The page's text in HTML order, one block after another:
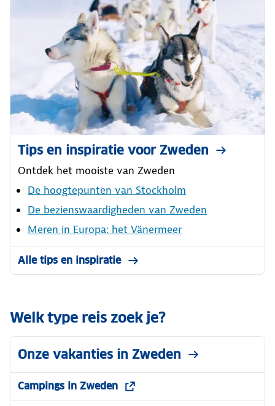
Tips en inspiratie voor Zweden
Ontdek het mooiste van Zweden
De hoogtepunten van Stockholm
De bezienswaardigheden van Zweden
Meren in Europa: het Vänermeer
Alle tips en inspiratie
Welk type reis zoek je?
Onze vakanties in Zweden
Campings in Zweden